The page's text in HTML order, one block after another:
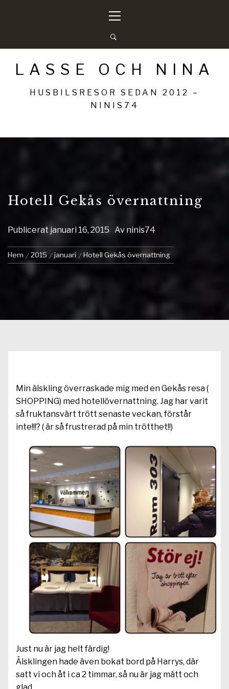
meny
LASSE OCH NINA
HUSBILSRESOR SEDAN 2012 –
NINIS74
Hotell Gekås övernattning
Publicerat januari 16, 2015 Av ninis74
Hem 2015 januari Hotell Gekås övernattning
Min älskling överraskade mig med en Gekås resa (
SHOPPING) med hotellövernattning. Jag har varit
så fruktansvärt trött senaste veckan, förstår
inte!!!? ( är så frustrerad på min trötthet!!)
Just nu är jag helt färdig!
Älsklingen hade även bokat bord på Harrys, där
satt vi och åt i ca 2 timmar, så nu är jag mätt och